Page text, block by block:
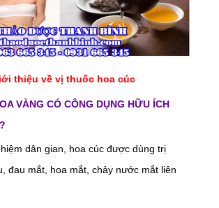
thiệu về vị thuốc hoa cúc
VÀNG CÓ CÔNG DỤNG HỮU ÍCH
dân gian, hoa cúc được dùng trị
đau mắt, hoa mắt, chảy nước mắt liên